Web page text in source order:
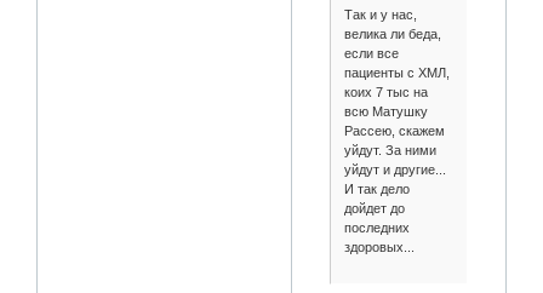
Так и у нас,
велика ли беда,
если все
пациенты с ХМЛ,
коих 7 тыс на
всю Матушку
Рассею, скажем
уйдут. За ними
уйдут и другие...
И так дело
дойдет до
последних
здоровых...